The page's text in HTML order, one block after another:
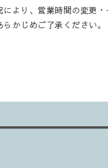
により、営業時間の変更
らかじめご了承ください。